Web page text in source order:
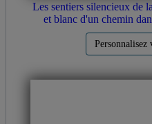
Les sentiers silencieux de
et blanc d'un chemin